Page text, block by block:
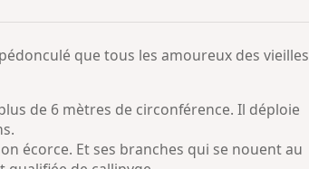
a
p
o
que tous les amoureux des vieilles
de 6 mètres de circonférence. Il déploie
écorce. Et ses branches qui se nouent au